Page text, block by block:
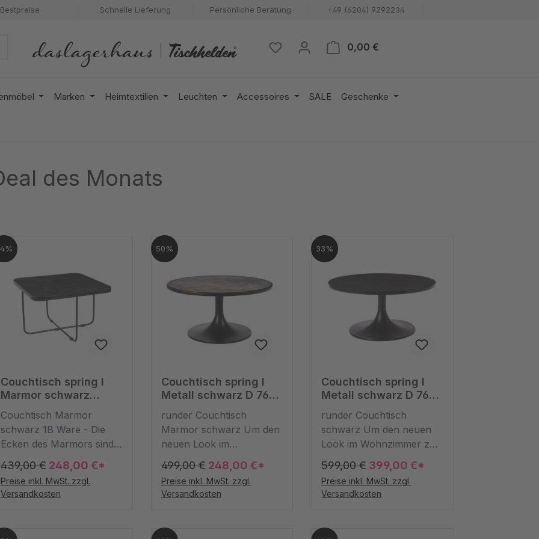
Bestpreise Schnelle Lieferung Persönliche Beratung +49 (6204) 9292234
0,00 €
Marken Heimtextilien Leuchten Accessoires SALE Geschenke
des Monats
Couchtisch spring I
Marmor schwarz
60*60 cm
Couchtisch Marmor
schwarz 1B Ware - Die
Ecken des Marmors sind
nicht so sauber
verschliffen/geschnittenD
er stylische Couchtisch
mit schwarzem Metallfuß
Platte aus Marmor fügt
439,00 € 248,00 €*
Preise inkl. MwSt. zzgl.
Versandkosten
50%
Couchtisch spring I
Metall schwarz D 76
runder Couchtisch
Marmor schwarz Um den
neuen Look im
Wohnzimmer zu
vollenden, muss ein Tisch
her. Wie wäre es mit dem
runden Modell aus
Modern, minimalistisch
499,00 € 248,00 €*
Preise inkl. MwSt. zzgl.
Versandkosten
33%
Couchtisch spring I
Metall schwarz D 76
runder Couchtisch
schwarz Um den neuen
Look im Wohnzimmer zu
vollenden, muss ein Tisch
her. Wie wäre es mit dem
runden Modell aus
Aluminium in Schwarz?
und elegant zugleich zeigt
599,00 € 399,00 €*
Preise inkl. MwSt. zzgl.
Versandkosten